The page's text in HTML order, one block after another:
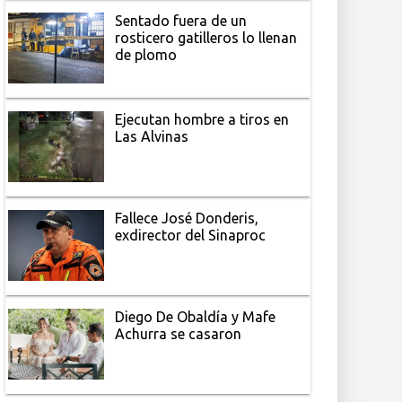
Sentado fuera de un
rosticero gatilleros lo llenan
de plomo
Ejecutan hombre a tiros en
Las Alvinas
Fallece José Donderis,
exdirector del Sinaproc
Diego De Obaldía y Mafe
Achurra se casaron